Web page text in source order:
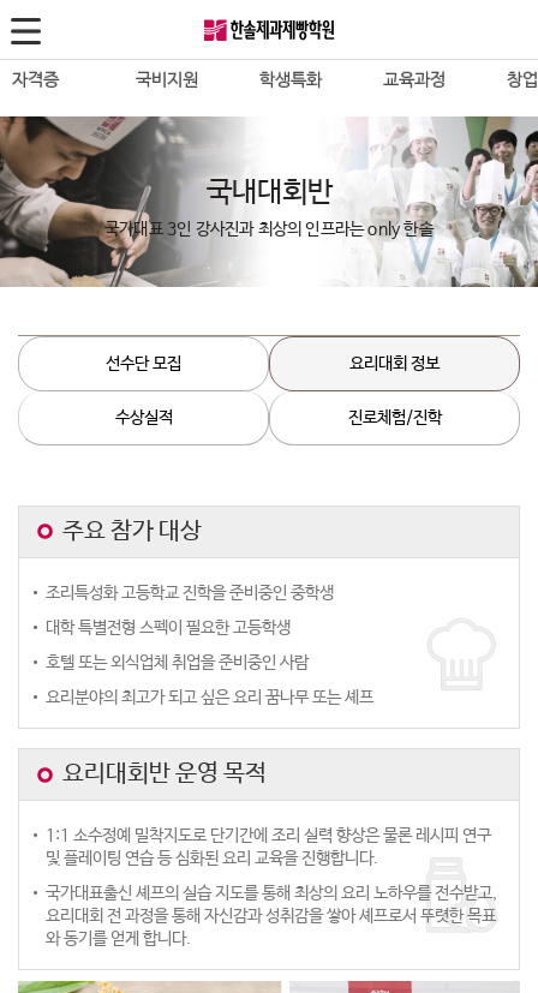
자격증
한식조리사
조리사자격증필기
양식조리사
일식조리사
복어조리사
제과제빵
바리스타
국비지원
재직자·실업자
고교위탁
정부지원사업
학생특화
진로체험반
입시전략반
한솔영셰프 멤버스
국내대회반
국제대회반
대회VIP반
교육과정
바리스타
바리스타1,2급
SCA Barista
SCA Roasting
SCA Brewing
IBS Barista
카페창업
창
성
무
칼
치킨
돈
스
중
국내대회반
국가대표 3인 강사진과 최상의 인프라는 only 한솔
선수단 모집 요리대회 정보
수상실적 진로체험/진학
주요 참가 대상
조리특성화 고등학교 진학을 준비중인 중학생
대학 특별전형 스펙이 필요한 고등학생
호텔 또는 외식업체 취업을 준비중인 사람
요리분야의 최고가 되고 싶은 요리 꿈나무 또는 셰프
요리대회반 운영 목적
1:1 소수정예 밀착지도로 단기간에 조리 실력 향상은 물론 레시피 연구
및 플레이팅 연습 등 심화된 요리 교육을 진행합니다.
국가대표출신 셰프의 실습 지도를 통해 최상의 요리 노하우를 전수받고,
요리대회 전 과정을 통해 자신감과 성취감을 쌓아 셰프로서 뚜렷한 목표
와 동기를 얻게 합니다.